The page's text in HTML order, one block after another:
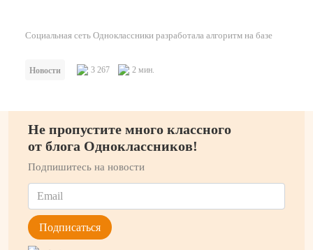
Социальная сеть Одноклассники разработала алгоритм на базе
оценивает публичный контент групп по десяткам…
Новости 3 267 2 мин.
Не пропустите много классного
от блога Одноклассников!
Подпишитесь на новости